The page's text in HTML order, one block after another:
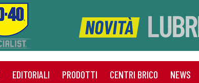
EDITORIALI PRODOTTI CENTRI BRICO NEWS